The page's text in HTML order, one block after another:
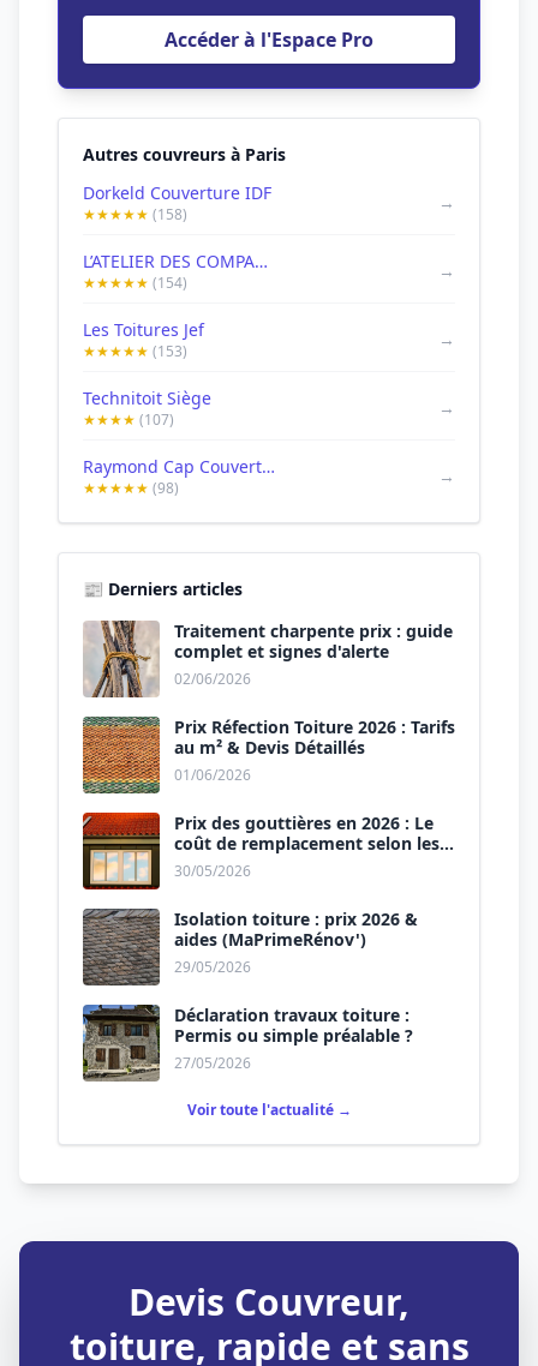
Accéder à l'Espace Pro
Autres couvreurs à Paris
Dorkeld Couverture IDF
★★★★★ (158)
→
L’ATELIER DES COMPAGNONS
★★★★★ (154)
→
Les Toitures Jef
★★★★★ (153)
→
Technitoit Siège
★★★★ (107)
→
Raymond Cap Couverture-Entreprise de Couverture a Paris et Val de Marne
★★★★★ (98)
→
📰 Derniers articles
Traitement charpente prix : guide
complet et signes d'alerte
02/06/2026
Prix Réfection Toiture 2026 : Tarifs
au m² & Devis Détaillés
01/06/2026
Prix des gouttières en 2026 : Le
coût de remplacement selon les
matériaux
30/05/2026
Isolation toiture : prix 2026 &
aides (MaPrimeRénov')
29/05/2026
Déclaration travaux toiture :
Permis ou simple préalable ?
27/05/2026
Voir toute l'actualité →
Devis Couvreur,
toiture, rapide et sans